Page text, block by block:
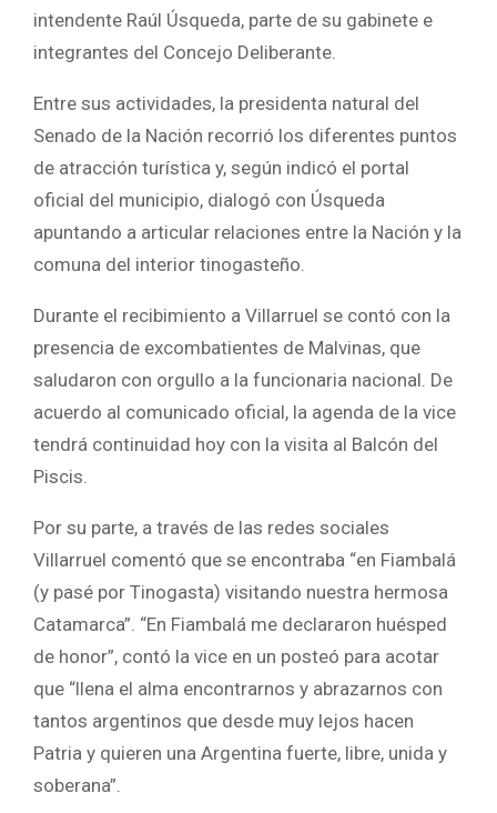
intendente Raúl Úsqueda, parte de su gabinete e
integrantes del Concejo Deliberante.
Entre sus actividades, la presidenta natural del
Senado de la Nación recorrió los diferentes puntos
de atracción turística y, según indicó el portal
oficial del municipio, dialogó con Úsqueda
apuntando a articular relaciones entre la Nación y la
comuna del interior tinogasteño.
Durante el recibimiento a Villarruel se contó con la
presencia de excombatientes de Malvinas, que
saludaron con orgullo a la funcionaria nacional. De
acuerdo al comunicado oficial, la agenda de la vice
tendrá continuidad hoy con la visita al Balcón del
Piscis.
Por su parte, a través de las redes sociales
Villarruel comentó que se encontraba “en Fiambalá
(y pasé por Tinogasta) visitando nuestra hermosa
Catamarca”. “En Fiambalá me declararon huésped
de honor”, contó la vice en un posteó para acotar
que “llena el alma encontrarnos y abrazarnos con
tantos argentinos que desde muy lejos hacen
Patria y quieren una Argentina fuerte, libre, unida y
soberana”.